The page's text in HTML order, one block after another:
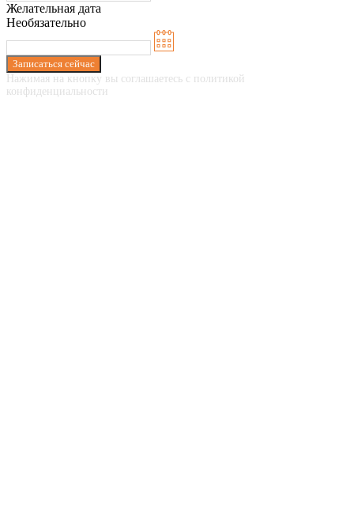
Желательная дата
Необязательно
Записаться сейчас
Нажимая на кнопку вы соглашаетесь с политикой
конфиденциальности